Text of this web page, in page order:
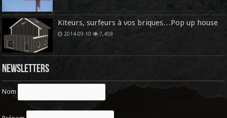
Kiteurs, surfeurs à vos briques…Pop up house
2014-09-10 7,459
Newsletters
Nom